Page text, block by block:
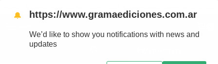
🔔 https://www.gramaediciones.com.ar
We’d like to show you notifications with news and
updates